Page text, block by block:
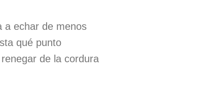
a echar de menos
qué punto
de la cordura